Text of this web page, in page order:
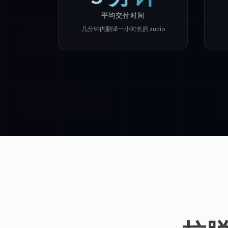
平均交付时间
几分钟内翻译一小时长的 audio